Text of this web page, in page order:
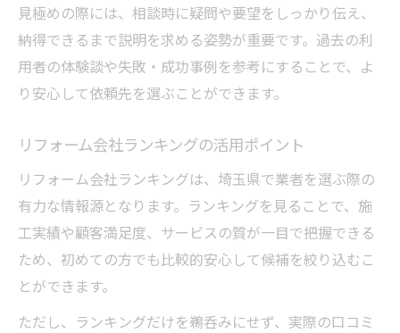
見極めの際には、相談時に疑問や要望をしっかり伝え、
納得できるまで説明を求める姿勢が重要です。過去の利
用者の体験談や失敗・成功事例を参考にすることで、よ
り安心して依頼先を選ぶことができます。
リフォーム会社ランキングの活用ポイント
リフォーム会社ランキングは、埼玉県で業者を選ぶ際の
有力な情報源となります。ランキングを見ることで、施
工実績や顧客満足度、サービスの質が一目で把握できる
ため、初めての方でも比較的安心して候補を絞り込むこ
とができます。
ただし、ランキングだけを鵜呑みにせず、実際の口コミ